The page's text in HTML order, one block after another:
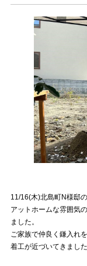
11/16(木)北島町N様邸
アットホームな雰囲気
ました。
ご家族で仲良く鎌入れ
着工が近づいてきまし